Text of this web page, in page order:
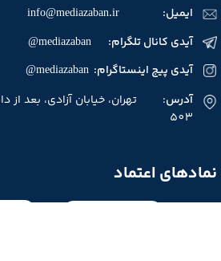
نمادهای اعتماد
ایمیل: info@mediazaban.ir
آدرس: تهران، خیابان آزادی، بعد از
503
آیدی کانال تلگرام: mediazaban@
آیدی پیج اینستاگرام: mediazaban@